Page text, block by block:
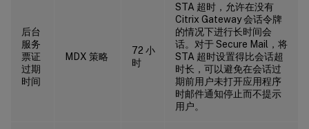
后台
服务
票证
过期
时间
MDX 策略
72 小
时
STA 超时，允许在没有
Citrix Gateway 会话令牌
的情况下进行长时间会
话。对于 Secure Mail，将
STA 超时设置得比会话超
时长，可以避免在会话过
期前用户未打开应用程序
时邮件通知停止而不提示
用户。